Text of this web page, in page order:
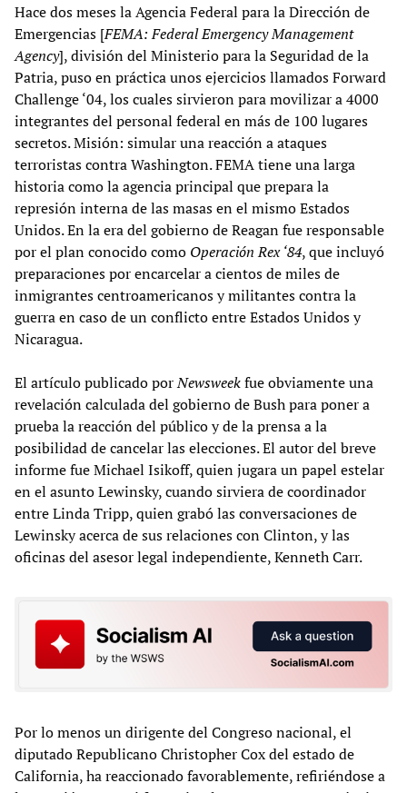
Hace dos meses la Agencia Federal para la Dirección de
Emergencias [FEMA: Federal Emergency Management
Agency], división del Ministerio para la Seguridad de la
Patria, puso en práctica unos ejercicios llamados Forward
Challenge ‘04, los cuales sirvieron para movilizar a 4000
integrantes del personal federal en más de 100 lugares
secretos. Misión: simular una reacción a ataques
terroristas contra Washington. FEMA tiene una larga
historia como la agencia principal que prepara la
represión interna de las masas en el mismo Estados
Unidos. En la era del gobierno de Reagan fue responsable
por el plan conocido como Operación Rex ‘84, que incluyó
preparaciones por encarcelar a cientos de miles de
inmigrantes centroamericanos y militantes contra la
guerra en caso de un conflicto entre Estados Unidos y
Nicaragua.
El artículo publicado porNewsweekfue obviamente una
revelación calculada del gobierno de Bush para poner a
prueba la reacción del público y de la prensa a la
posibilidad de cancelar las elecciones. El autor del breve
informe fue Michael Isikoff, quien jugara un papel estelar
en el asunto Lewinsky, cuando sirviera de coordinador
entre Linda Tripp, quien grabó las conversaciones de
Lewinsky acerca de sus relaciones con Clinton, y las
oficinas del asesor legal independiente, Kenneth Carr.
Por lo menos un dirigente del Congreso nacional, el
diputado Republicano Christopher Cox del estado de
California, ha reaccionado favorablemente, refiriéndose a